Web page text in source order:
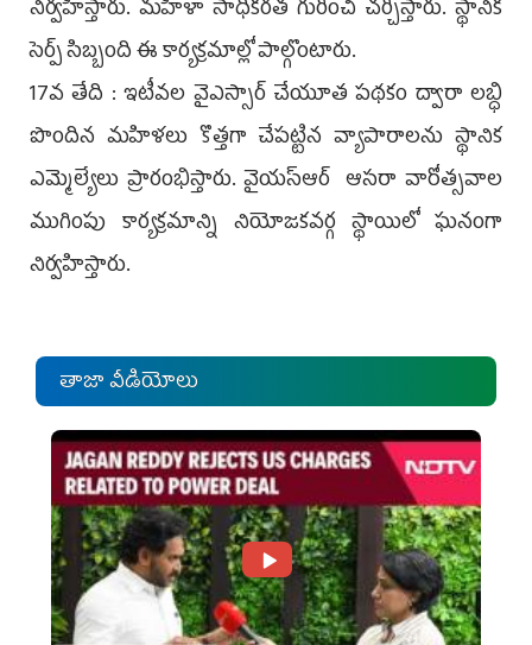
నిర్వహిస్తారు. మహిళా సాధికరత గురించి చర్చిస్తారు. స్థానిక
సెర్ప్‌ సిబ్బంది ఈ కార్యక్రమాల్లో పాల్గొంటారు.
17వ తేది : ఇటీవల వైఎస్సార్‌ చేయూత పథకం ద్వారా లబ్ధి
పొందిన మహిళలు కొత్తగా చేపట్టిన వ్యాపారాలను స్థానిక
ఎమ్మెల్యేలు ప్రారంభిస్తారు. వైయ‌స్ఆర్‌ ‌ ఆసరా వారోత్సవాల
ముగింపు కార్యక్రమాన్ని నియోజకవర్గ స్థాయిలో ఘనంగా
నిర్వహిస్తారు.
తాజా వీడియోలు